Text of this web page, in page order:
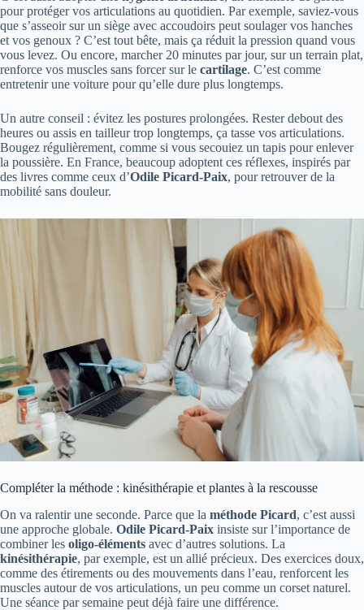
pour protéger vos articulations au quotidien. Par exemple, saviez-vous
que s’asseoir sur un siège avec accoudoirs peut soulager vos hanches
et vos genoux ? C’est tout bête, mais ça réduit la pression quand vous
vous levez. Ou encore, marcher 20 minutes par jour, sur un terrain plat,
renforce vos muscles sans forcer sur le cartilage. C’est comme
entretenir une voiture pour qu’elle dure plus longtemps.
Un autre conseil : évitez les postures prolongées. Rester debout des
heures ou assis en tailleur trop longtemps, ça tasse vos articulations.
Bougez régulièrement, comme si vous secouiez un tapis pour enlever
la poussière. En France, beaucoup adoptent ces réflexes, inspirés par
des livres comme ceux d’Odile Picard-Paix, pour retrouver de la
mobilité sans douleur.
Compléter la méthode : kinésithérapie et plantes à la rescousse
On va ralentir une seconde. Parce que la méthode Picard, c’est aussi
une approche globale. Odile Picard-Paix insiste sur l’importance de
combiner les oligo-éléments avec d’autres solutions. La
kinésithérapie, par exemple, est un allié précieux. Des exercices doux,
comme des étirements ou des mouvements dans l’eau, renforcent les
muscles autour de vos articulations, un peu comme un corset naturel.
Une séance par semaine peut déjà faire une différence.